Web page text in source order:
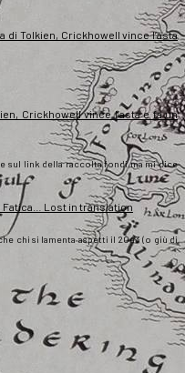
di Tolkien, Crickhowell vince l’asta
Crickhowell vince l’asta e fa un
sul link della raccolta fondi ma mi dice
Fatica… Lost in translation
chi si lamenta aspetti il 2043 (o giù di